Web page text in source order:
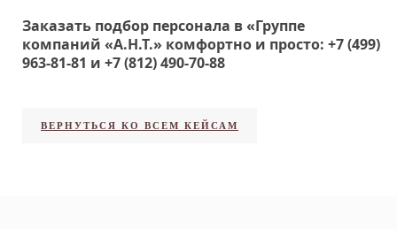
Заказать подбор персонала в «Группе
компаний «А.Н.Т.» комфортно и просто: +7 (499)
963-81-81 и +7 (812) 490-70-88
ВЕРНУТЬСЯ КО ВСЕМ КЕЙСАМ